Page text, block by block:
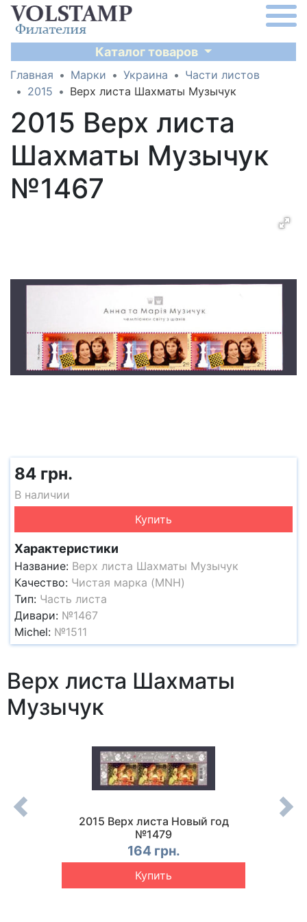
Каталог товаров
Главная Марки Украина
Части листов
2015
Верх листа Шахматы Музычук
2015 Верх листа
Шахматы Музычук
№1467
84 грн.
В наличии
Купить
Характеристики
Название: Верх листа Шахматы Музычук
Качество: Чистая марка (MNH)
Тип: Часть листа
Дивари: №1467
Michel: №1511
Верх листа Шахматы
Музычук
2015 Верх листа Новый год
№1479
164 грн.
Купить